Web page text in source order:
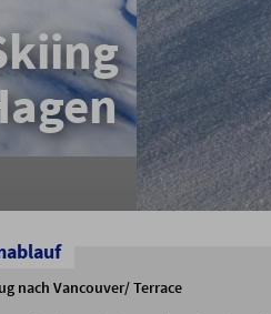
nach Vancouver/ Terrace